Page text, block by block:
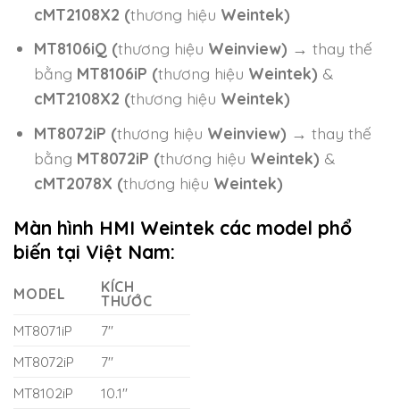
cMT2108X2 (thương hiệu Weintek)
MT8106iQ (thương hiệu Weinview) → thay thế
bằng MT8106iP (thương hiệu Weintek) &
cMT2108X2 (thương hiệu Weintek)
MT8072iP (thương hiệu Weinview) → thay thế
bằng MT8072iP (thương hiệu Weintek) &
cMT2078X (thương hiệu Weintek)
Màn hình HMI Weintek các model phổ
biến tại Việt Nam:
MODEL
KÍCH
THƯỚC
MT8071iP
7″
MT8072iP
7″
MT8102iP
10.1″